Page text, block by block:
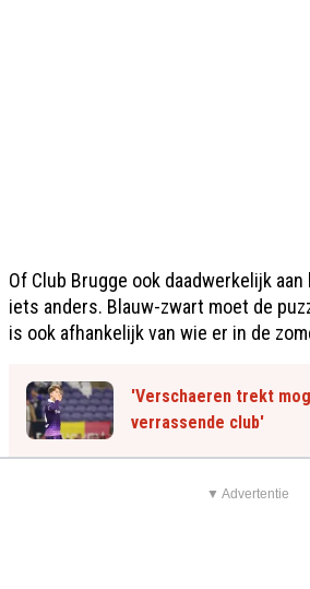
Of Club Brugge ook daadwerkelijk
iets anders. Blauw-zwart moet de
is ook afhankelijk van wie er in de
'Verschaeren trekt
verrassende club'
▼ Advertentie